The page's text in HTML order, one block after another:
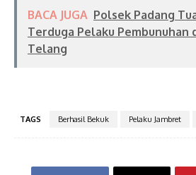
BACA JUGA Polsek Padang
Terduga Pelaku Pembunuhan
Telang
TAGS Berhasil Bekuk Pelaku Jambret